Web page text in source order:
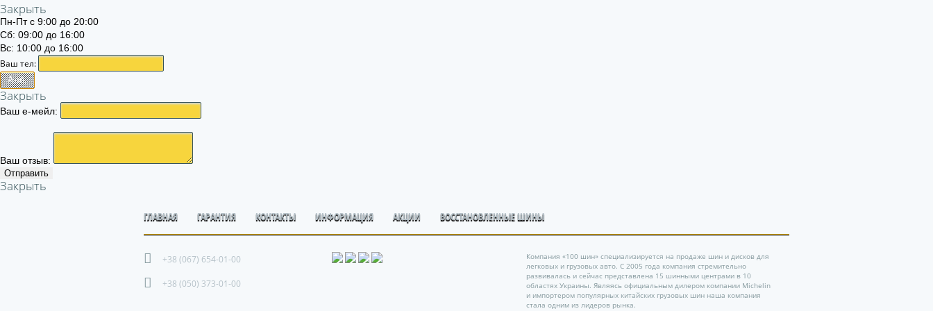
Закрыть
Пн-Пт с 9:00 до 20:00
Сб: 09:00 до 16:00
Вс: 10:00 до 16:00
Ваш тел:
Алё.
Закрыть
Ваш е-мейл:
Ваш отзыв:
Отправить
Закрыть
ГЛАВНАЯ ГАРАНТИЯ КОНТАКТЫ ИНФОРМАЦИЯ АКЦИИ ВОССТАНОВЛЕННЫЕ ШИНЫ
+38 (067) 654-01-00
+38 (050) 373-01-00
Компания «100 шин» специализируется на продаже шин и дисков для
легковых и грузовых авто. С 2005 года компания стремительно
развивалась и сейчас представлена 15 шинными центрами в 10
областях Украины. Являясь официальным дилером компании Michelin
и импортером популярных китайских грузовых шин наша компания
стала одним из лидеров рынка.